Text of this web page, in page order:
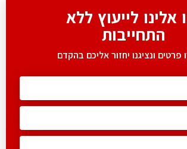
אלינו לייעוץ ללא
התחייבות
פרטים ונציגנו יחזור אליכם בהקדם